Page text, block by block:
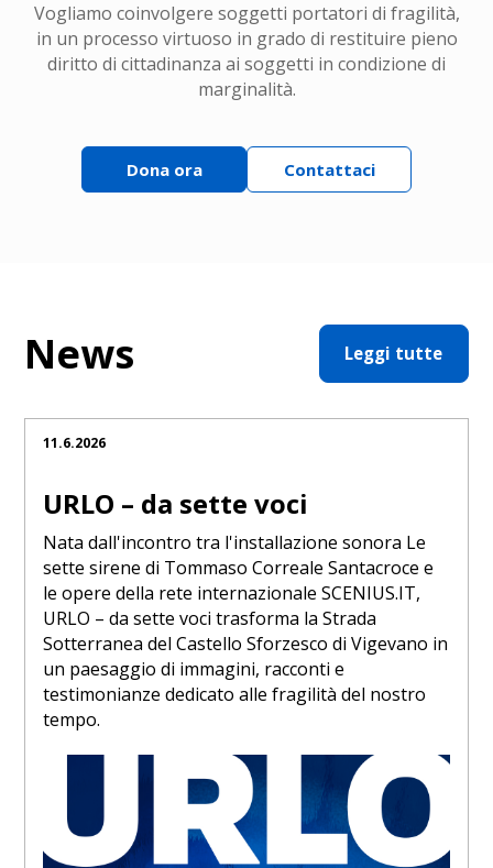
Vogliamo coinvolgere soggetti portatori di fragilità,
in un processo virtuoso in grado di restituire pieno
diritto di cittadinanza ai soggetti in condizione di
marginalità.
Dona ora Contattaci
News Leggi tutte
11.6.2026
URLO – da sette voci
Nata dall'incontro tra l'installazione sonora Le
sette sirene di Tommaso Correale Santacroce e
le opere della rete internazionale SCENIUS.IT,
URLO – da sette voci trasforma la Strada
Sotterranea del Castello Sforzesco di Vigevano in
un paesaggio di immagini, racconti e
testimonianze dedicato alle fragilità del nostro
tempo.